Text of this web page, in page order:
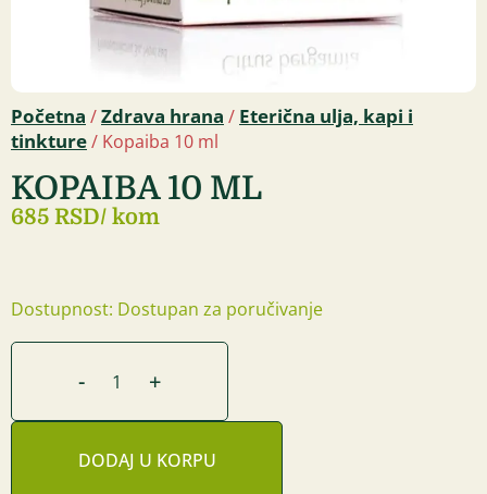
Početna /Zdrava hrana / Eterična ulja, kapi i
tinkture/ Kopaiba 10 ml
KOPAIBA 10 ML
685 RSD/ kom
Dostupnost: Dostupan za poručivanje
- +
DODAJ U KORPU